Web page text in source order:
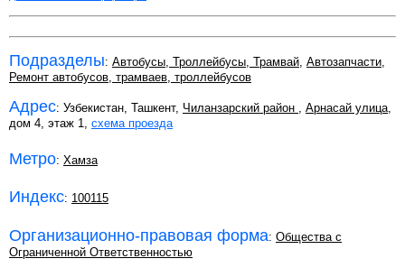
Подразделы: Автобусы, Троллейбусы, Трамвай, Автозапчасти,
Ремонт автобусов, трамваев, троллейбусов
Адрес: Узбекистан, Ташкент, Чиланзарский район , Арнасай улица,
дом 4, этаж 1, схема проезда
Метро: Хамза
Индекс: 100115
Организационно-правовая форма: Общества с
Ограниченной Ответственностью